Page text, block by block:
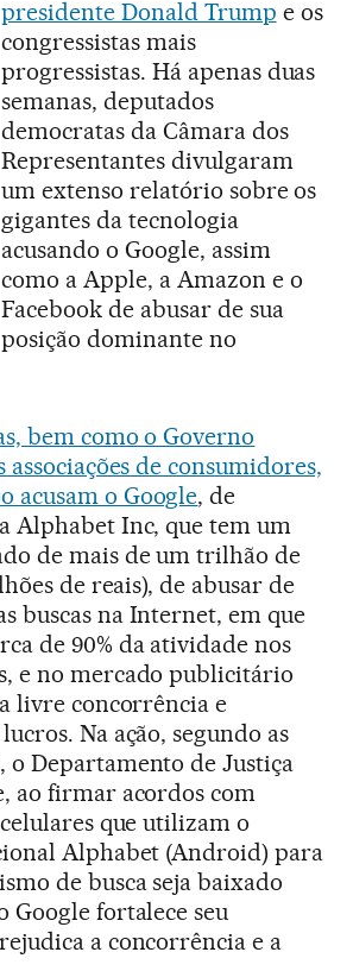
presidente Donald Trump e os
congressistas mais
progressistas. Há apenas duas
semanas, deputados
democratas da Câmara dos
Representantes divulgaram
um extenso relatório sobre os
gigantes da tecnologia
acusando o Google, assim
como a Apple, a Amazon e o
Facebook de abusar de sua
posição dominante no
bem como o Governo
de consumidores,
acusam o Google, de
Alphabet Inc, que tem um
de mais de um trilhão de
de reais), de abusar de
buscas na Internet, em que
de 90% da atividade nos
e no mercado publicitário
livre concorrência e
Na ação, segundo as
o Departamento de Justiça
ao firmar acordos com
que utilizam o
Alphabet (Android) para
de busca seja baixado
Google fortalece seu
a concorrência e a